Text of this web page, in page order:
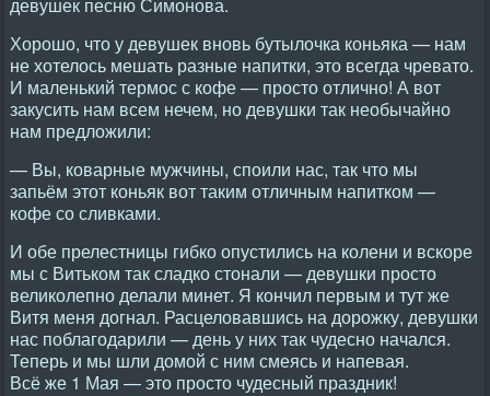
Хорошо, что у девушек вновь бутылочка коньяка — нам
не хотелось мешать разные напитки, это всегда чревато.
И маленький термос с кофе — просто отлично! А вот
закусить нам всем нечем, но девушки так необычайно
нам предложили:
— Вы, коварные мужчины, споили нас, так что мы
запьём этот коньяк вот таким отличным напитком —
кофе со сливками.
И обе прелестницы гибко опустились на колени и вскоре
мы с Витьком так сладко стонали — девушки просто
великолепно делали минет. Я кончил первым и тут же
Витя меня догнал. Расцеловавшись на дорожку, девушки
нас поблагодарили — день у них так чудесно начался.
Теперь и мы шли домой с ним смеясь и напевая.
Всё же 1 Мая — это просто чудесный праздник!